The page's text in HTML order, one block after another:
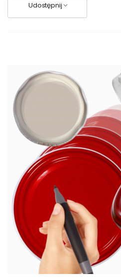
Udostępnij